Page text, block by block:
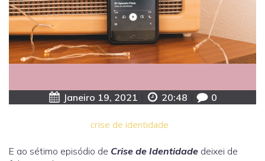
Janeiro 19, 2021 20:48 0
crise de identidade
E ao sétimo episódio de Crise de Identidade deixei de